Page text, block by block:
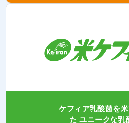
ケフィア乳酸菌を
たユニークな乳